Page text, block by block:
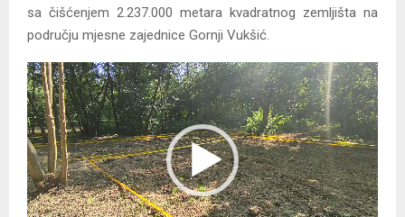
sa čišćenjem 2.237.000 metara kvadratnog zemljišta na
području mjesne zajednice Gornji Vukšić.
V
i
d
e
o
P
l